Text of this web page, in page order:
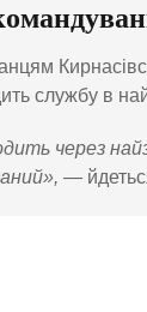
службу в
через
—